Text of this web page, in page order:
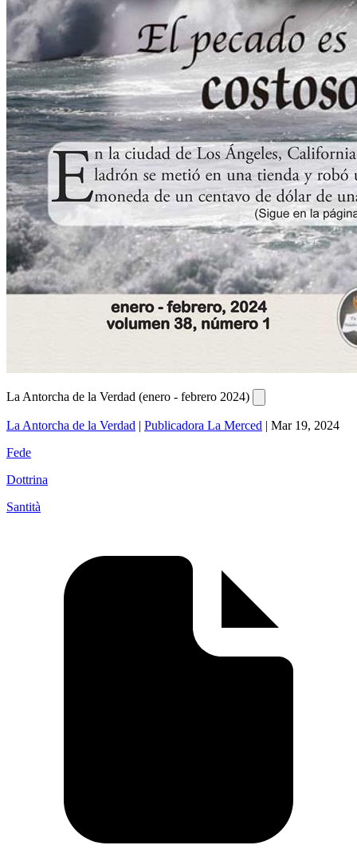
La Antorcha de la Verdad (enero - febrero 2024)
La Antorcha de la Verdad | Publicadora La Merced | Mar 19, 2024
Fede
Dottrina
Santità